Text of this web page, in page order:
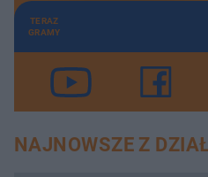
TERAZ
GRAMY
NAJNOWSZE Z